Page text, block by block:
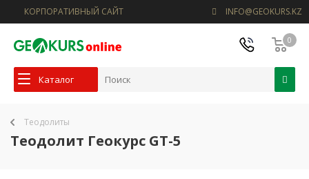
КОРПОРАТИВНЫЙ САЙТ INFO@GEOKURS.KZ
0
Каталог
Теодолиты
Теодолит Геокурс GT-5